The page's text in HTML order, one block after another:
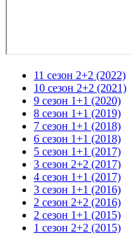
11 сезон 2+2 (2022)
10 сезон 2+2 (2021)
9 сезон 1+1 (2020)
8 сезон 1+1 (2019)
7 сезон 1+1 (2018)
6 сезон 1+1 (2018)
5 сезон 1+1 (2017)
3 сезон 2+2 (2017)
4 сезон 1+1 (2017)
3 сезон 1+1 (2016)
2 сезон 2+2 (2016)
2 сезон 1+1 (2015)
1 сезон 2+2 (2015)